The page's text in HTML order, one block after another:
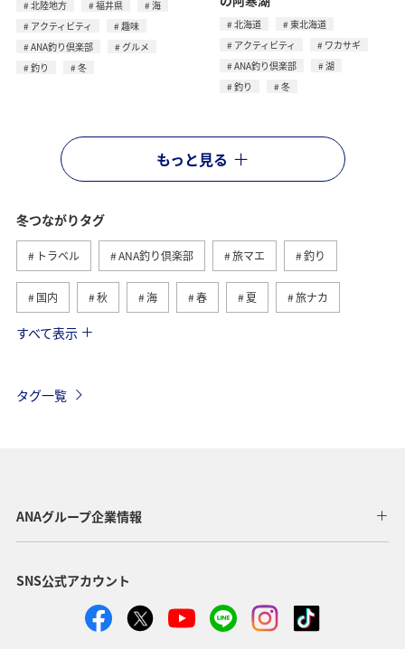
北陸地方 福井県
海
アクティビティ
趣味
ANA釣り倶楽部
グルメ
釣り
冬
北海道
東北海道
アクティビティ
ワカサギ
ANA釣り倶楽部
湖
釣り
冬
もっと見る
冬つながりタグ
トラベル ANA釣り倶楽部 旅マエ 釣り
国内 秋 海 春 夏 旅ナカ
北海道
クロダイ 長野県 愛知県 お祭り・イベント
ライフ ANAのふるさと納税
タイ オーストラリア 東海地方
すべて表示
タグ一覧
ANAグループ企業情報
SNS公式アカウント